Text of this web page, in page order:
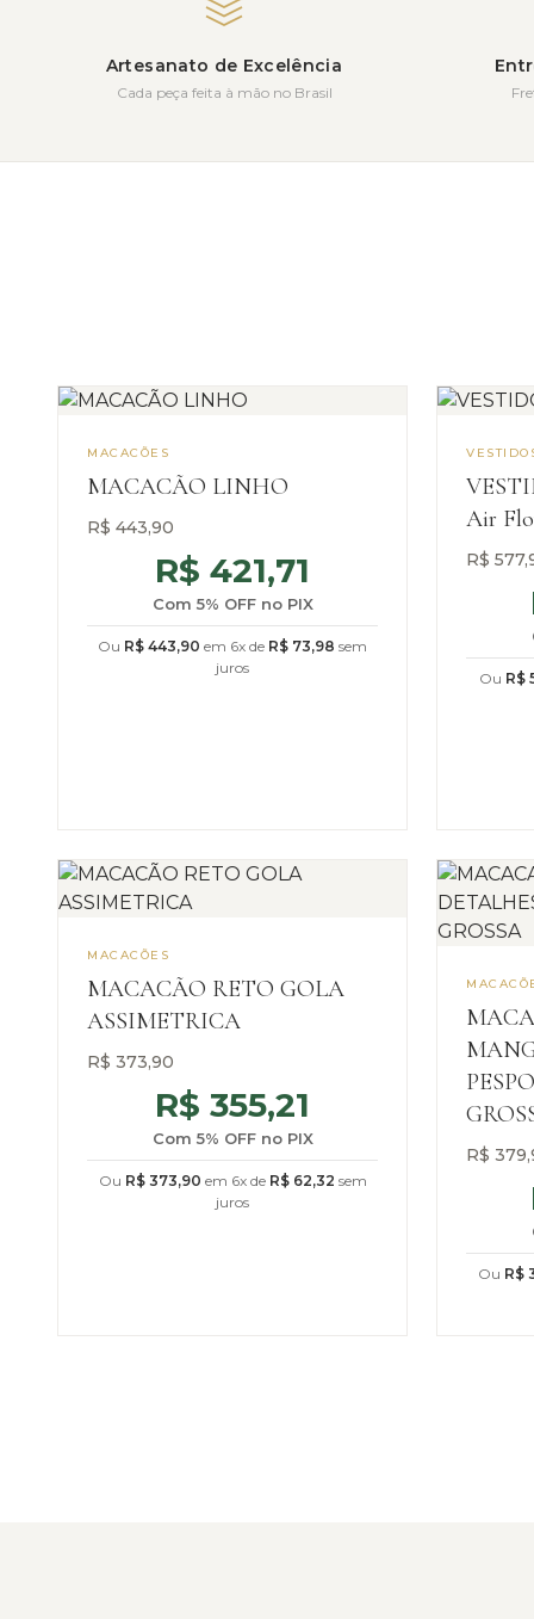
Artesanato de Excelência
Cada peça feita à mão no Brasil
MACACÕES
MACACÃO LINHO
R$ 443,90
R$ 421,71
Com 5% OFF no PIX
Ou R$ 443,90 em 6x de R$ 73,98 sem
juros
Air
R$
Ou R$
MACACÕES
MACACÃO RETO GOLA
ASSIMETRICA
R$ 373,90
R$ 355,21
Com 5% OFF no PIX
Ou R$373,90 em 6x de R$62,32 sem
juros
R$
Ou R$